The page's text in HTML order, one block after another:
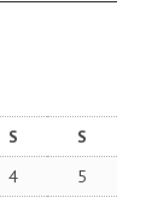
S
S
4
5